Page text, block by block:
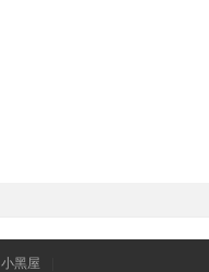
小黑屋